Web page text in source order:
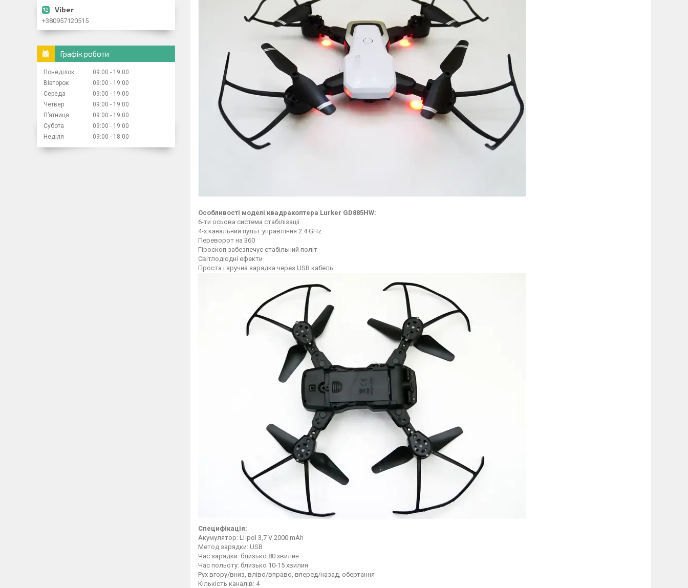
Особливості моделі квадракоптера Lurker GD885HW:
6-ти осьова система стабілізації
4-х канальний пульт управління 2.4 GHz
Переворот на 360
Гіроскоп забезпечує стабільний політ
Світлодіодні ефекти
Проста і зручна зарядка через USB кабель
Специфікація:
Акумулятор: Li-pol 3,7 V 2000 mAh
Метод зарядки: USB
Час зарядки: близько 80 хвилин
Час польоту: близько 10-15 хвилин
Рух вгору/вниз, вліво/вправо, вперед/назад, обертання
Кількість каналів: 4
+380957120515
Графік роботи
Понеділок 09:00
19:00
Вівторок
09:00
19:00
Середа
09:00
19:00
Четвер
09:00
19:00
Пʼятниця
09:00
19:00
Субота
09:00
19:00
Неділя
09:00 18:00